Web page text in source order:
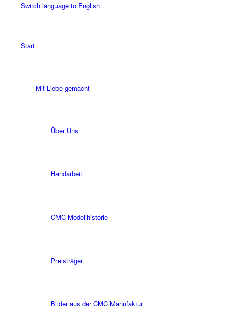
Switch language to English
Start
Mit Liebe gemacht
Über Uns
Handarbeit
CMC Modellhistorie
Preisträger
Bilder aus der CMC Manufaktur